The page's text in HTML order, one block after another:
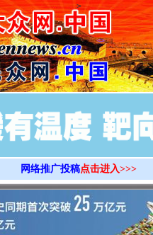
>
网络推广投稿点击进入>>>